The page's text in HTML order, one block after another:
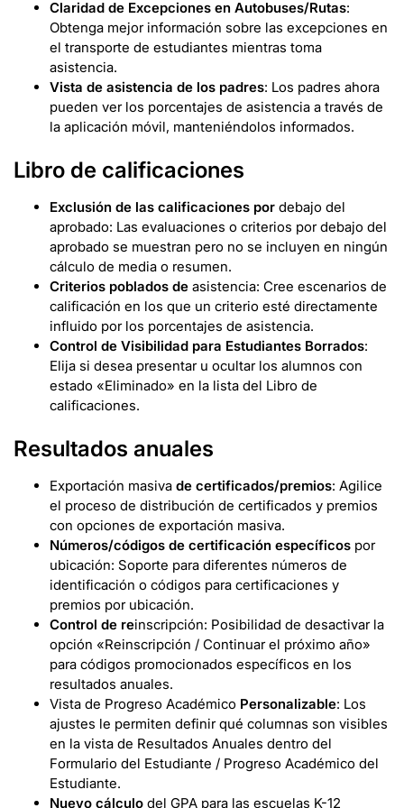
Claridad de Excepciones en Autobuses/Rutas:
Obtenga mejor información sobre las excepciones en
el transporte de estudiantes mientras toma
asistencia.
Vista de asistencia de los padres: Los padres ahora
pueden ver los porcentajes de asistencia a través de
la aplicación móvil, manteniéndolos informados.
Libro de calificaciones
Exclusión de las calificaciones por debajo del
aprobado: Las evaluaciones o criterios por debajo del
aprobado se muestran pero no se incluyen en ningún
cálculo de media o resumen.
Criterios poblados de asistencia: Cree escenarios de
calificación en los que un criterio esté directamente
influido por los porcentajes de asistencia.
Control de Visibilidad para Estudiantes Borrados:
Elija si desea presentar u ocultar los alumnos con
estado «Eliminado» en la lista del Libro de
calificaciones.
Resultados anuales
Exportación masiva de certificados/premios: Agilice
el proceso de distribución de certificados y premios
con opciones de exportación masiva.
Números/códigos de certificación específicos por
ubicación: Soporte para diferentes números de
identificación o códigos para certificaciones y
premios por ubicación.
Control de reinscripción: Posibilidad de desactivar la
opción «Reinscripción / Continuar el próximo año»
para códigos promocionados específicos en los
resultados anuales.
Vista de Progreso Académico Personalizable: Los
ajustes le permiten definir qué columnas son visibles
en la vista de Resultados Anuales dentro del
Formulario del Estudiante / Progreso Académico del
Estudiante.
Nuevo cálculo del GPA para las escuelas K-12